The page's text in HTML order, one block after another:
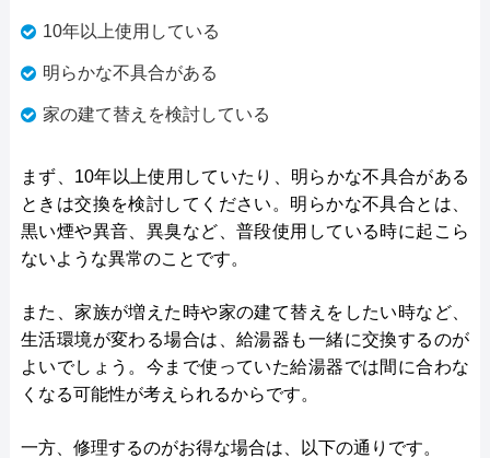
10年以上使用している
明らかな不具合がある
家の建て替えを検討している
まず、10年以上使用していたり、明らかな不具合がある
ときは交換を検討してください。明らかな不具合とは、
黒い煙や異音、異臭など、普段使用している時に起こら
ないような異常のことです。
また、家族が増えた時や家の建て替えをしたい時など、
生活環境が変わる場合は、給湯器も一緒に交換するのが
よいでしょう。今まで使っていた給湯器では間に合わな
くなる可能性が考えられるからです。
一方、修理するのがお得な場合は、以下の通りです。